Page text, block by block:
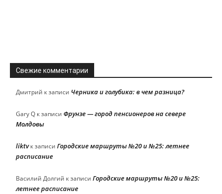
Свежие комментарии
Дмитрий к записи Черника и голубика: в чем разница?
Gary Q к записи Фрунзе — город пенсионеров на севере
Молдовы
liktvк записи Городские маршруты №20 и №25: летнее
расписание
Василий Долгий к записи Городские маршруты №20 и №25:
летнее расписание